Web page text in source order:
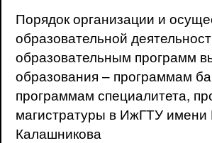
Порядок организации и
образовательной
образовательным программ
образования – программам
программам специалитета,
магистратуры в ИжГТУ
Калашникова